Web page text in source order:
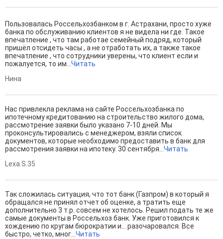
Пользовалась Россельхозбанком в г. Астрахани, просто хуже
банка по обслуживанию клиентов я не видела ни где. Такое
впечатление , что там работае семейный подряд, который
пришёл отсидеть часы , а не отработать их, а также такое
впечатление , что сотрудники уверены, что клиент если и
пожалуется, то им...Читать
Нина
Нас привлекла реклама на сайте Россельхозбанка по
ипотечному кредитованию на строительство жилого дома,
рассмотрение заявки было указано 7-10 дней. Мы
проконсультировались с менеджером, взяли список
документов, которые необходимо предоставить в банк для
рассмотрения заявки на ипотеку. 30 сентября...Читать
Lexa.S.35
Так сложилась ситуация, что тот банк (Газпром) в который я
обращался не принял отчет об оценке, а тратить еще
дополнительно 3 т.р. совсем не хотелось. Решил подать те же
самые документы в Россельхоз банк. Уже приготовился к
хождению по кругам бюрократии и... разочаровался. Все
быстро, четко, мног...Читать